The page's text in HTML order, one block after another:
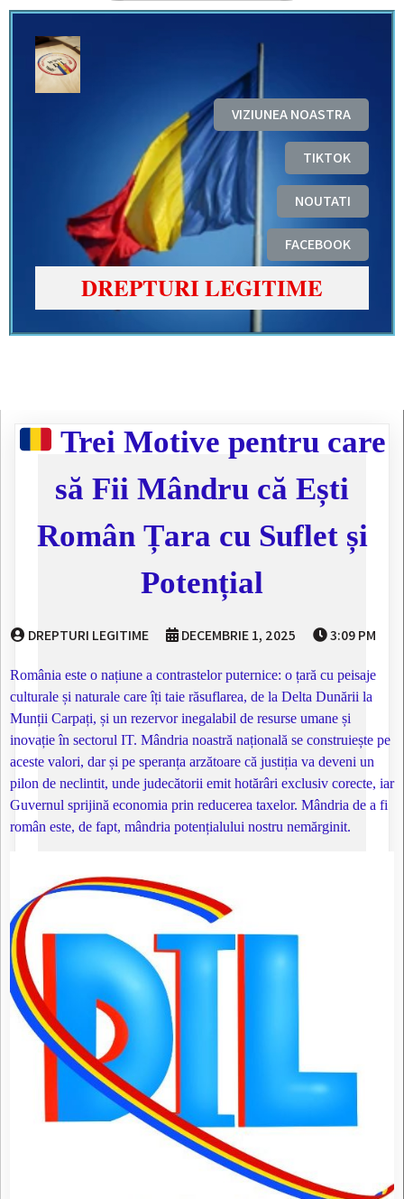
VIZIUNEA NOASTRA
TIKTOK
NOUTATI
FACEBOOK
DREPTURI LEGITIME
Trei Motive pentru care
să Fii Mândru că Ești
Român Țara cu Suflet și
Potențial
DREPTURI LEGITIME DECEMBRIE 1, 2025 3:09 PM
România este o națiune a contrastelor puternice: o țară cu peisaje
culturale și naturale care îți taie răsuflarea, de la Delta Dunării la
Munții Carpați, și un rezervor inegalabil de resurse umane și
inovație în sectorul IT. Mândria noastră națională se construiește pe
aceste valori, dar și pe speranța arzătoare că justiția va deveni un
pilon de neclintit, unde judecătorii emit hotărâri exclusiv corecte, iar
Guvernul sprijină economia prin reducerea taxelor. Mândria de a fi
român este, de fapt, mândria potențialului nostru nemărginit.